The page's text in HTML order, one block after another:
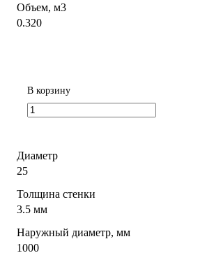
Объем, м3
0.320
В корзину
Диаметр
25
Толщина стенки
3.5 мм
Наружный диаметр, мм
1000